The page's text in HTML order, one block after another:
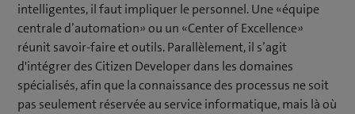
intelligentes, il faut impliquer le personnel. Une «équipe
centrale d’automation» ou un «Center of Excellence»
réunit savoir-faire et outils. Parallèlement, il s’agit
d'intégrer des Citizen Developer dans les domaines
spécialisés, afin que la connaissance des processus ne soit
pas seulement réservée au service informatique, mais là où